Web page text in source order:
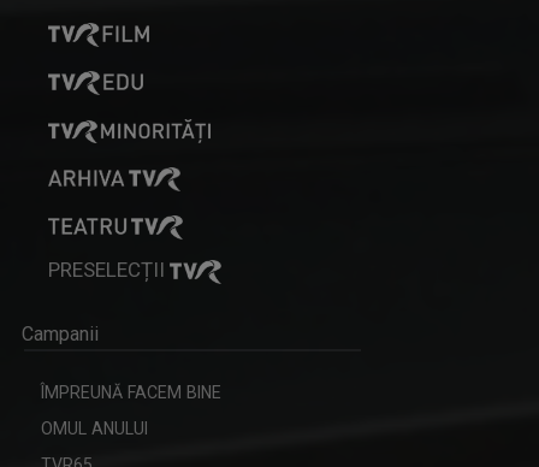
PRESELECȚII
Campanii
ÎMPREUNĂ FACEM BINE
OMUL ANULUI